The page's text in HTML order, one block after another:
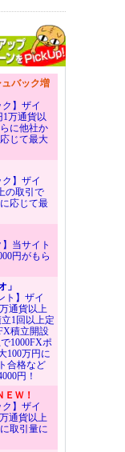
バック増
ク】ザイ
万通貨以
に他社か
じて最大
ク】ザイ
の取引で
応じて最
当サイト
円がもら
」
ト】ザイ
通貨以上
1回以上定
積立開設
1000FXポ
100万円に
合格など
円！
Ｗ！
ク】ザイ
通貨以上
取引量に